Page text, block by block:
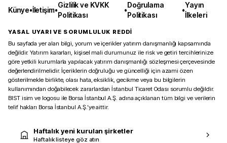
Künye•İletişim•
Gizlilik ve KVKK
Politikası
•
Doğrulama
Politikası
•
Yayın
İlkeleri
YASAL UYARI VE SORUMLULUK REDDİ
Bu sayfada yer alan bilgi, yorum ve içerikler yatırım danışmanlığı kapsamında
değildir. Yatırım kararları, kişisel mali durumunuz ile risk ve getiri tercihlerinize
göre yetkili kurumlarla yapılacak yatırım danışmanlığı sözleşmesi çerçevesinde
değerlendirilmelidir. İçeriklerin doğruluğu ve güncelliği için azami özen
gösterilmekle birlikte, olası hata, eksiklik, gecikme veya bu bilgilerin
kullanımından doğabilecek zararlardan İstanbul Ticaret Odası sorumlu değildir.
BIST isim ve logosu ile Borsa İstanbul A.Ş. adına açıklanan tüm bilgi ve verilerin
telif hakları Borsa İstanbul A.Ş.’ye aittir.
Haftalık yeni kurulan şirketler
Haftalık listeye göz atın